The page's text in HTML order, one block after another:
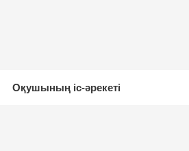
Оқушының іс-әрекеті